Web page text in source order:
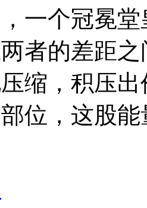
一个冠冕
者的差距
缩，积压
位，这股